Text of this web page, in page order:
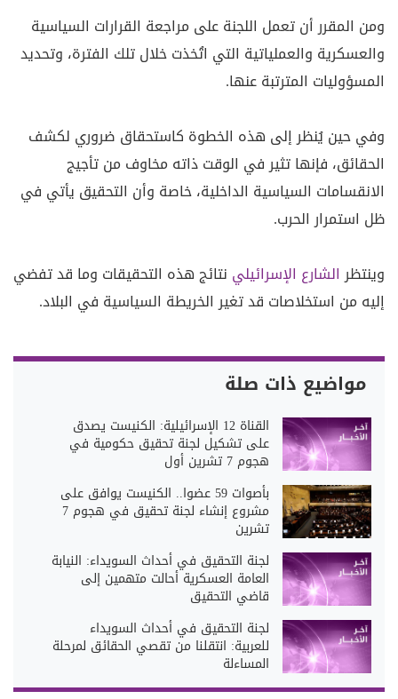
ومن المقرر أن تعمل اللجنة على مراجعة القرارات السياسية
والعسكرية والعملياتية التي اتُخذت خلال تلك الفترة، وتحديد
المسؤوليات المترتبة عنها.
وفي حين يُنظر إلى هذه الخطوة كاستحقاق ضروري لكشف
الحقائق، فإنها تثير في الوقت ذاته مخاوف من تأجيج
الانقسامات السياسية الداخلية، خاصة وأن التحقيق يأتي في
ظل استمرار الحرب.
وينتظرالشارع الإسرائيلي نتائج هذه التحقيقات وما قد تفضي
إليه من استخلاصات قد تغير الخريطة السياسية في البلاد.
مواضيع ذات صلة
القناة 12 الإسرائيلية: الكنيست يصدق
على تشكيل لجنة تحقيق حكومية في
هجوم 7 تشرين أول
بأصوات 59 عضوا.. الكنيست يوافق على
مشروع إنشاء لجنة تحقيق في هجوم 7
تشرين
لجنة التحقيق في أحداث السويداء: النيابة
العامة العسكرية أحالت متهمين إلى
قاضي التحقيق
لجنة التحقيق في أحداث السويداء
للعربية: انتقلنا من تقصي الحقائق لمرحلة
المساءلة